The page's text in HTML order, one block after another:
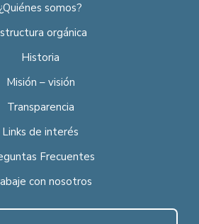
¿Quiénes somos?
orgánica
Historia
Misión – visión
Transparencia
Links de interés
Frecuentes
con nosotros